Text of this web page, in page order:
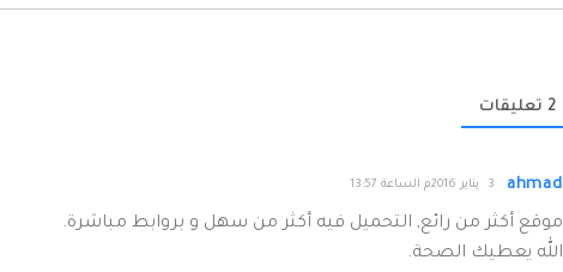
2 تعليقات
ahmad 3 يناير 2016م الساعة 13:57
موقع أكثر من رائع, التحميل فيه أكثر من سهل و بروابط مباشرة.
الله يعطيك الصحة.